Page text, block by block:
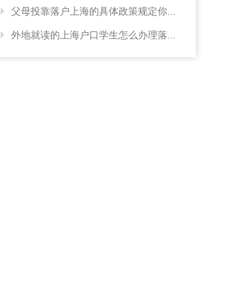
父母投靠落户上海的具体政策规定你...
外地就读的上海户口学生怎么办理落...